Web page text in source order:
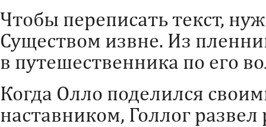
Чтобы переписать текст,
Существом извне. Из
в путешественника по его
Когда Олло поделился
наставником, Голлог развел